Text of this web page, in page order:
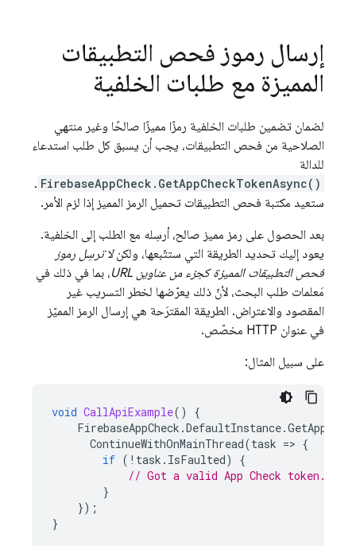
إرسال رموز فحص التطبيقات
المميزة مع طلبات الخلفية
لضمان تضمين طلبات الخلفية رمزًا مميزًا صالحًا وغير منتهي
الصلاحية من فحص التطبيقات، يجب أن يسبق كل طلب استدعاء
للدالة
FirebaseAppCheck.GetAppCheckTokenAsync()
.
ستعيد مكتبة فحص التطبيقات تحميل الرمز المميز إذا لزم الأمر.
بعد الحصول على رمز مميز صالح، أرسِله مع الطلب إلى الخلفية.
يعود إليك تحديد الطريقة التي ستتّبعها، ولكنلا ترسِل رموز
فحص التطبيقات المميزة كجزء من عناوين URL
، بما في ذلك في
مَعلمات طلب البحث، لأنّ ذلك يعرّضها لخطر التسريب غير
المقصود والاعتراض. الطريقة المقترَحة هي إرسال الرمز المميّز
في عنوان HTTP مخصّص.
على سبيل المثال:
void CallApiExample()
{
FirebaseAppCheck .DefaultInstance.
ContinueWithOnMainThread(task => {
if ( ! task . IsFaulted)
{
// Got a valid App Check token.
}
});
}